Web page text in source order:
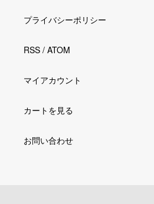
プライバシーポリシー
RSS / ATOM
マイアカウント
カートを見る
お問い合わせ